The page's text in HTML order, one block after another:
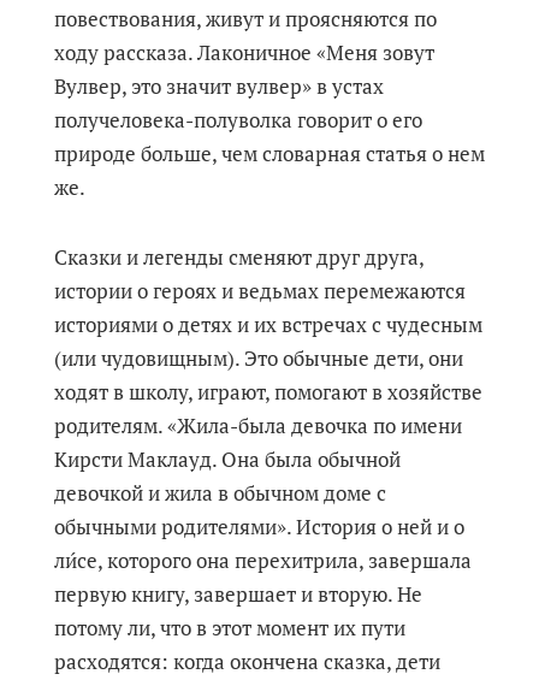
повествования, живут и проясняются по
ходу рассказа. Лаконичное «Меня зовут
Вулвер, это значит вулвер» в устах
получеловека-полуволка говорит о его
природе больше, чем словарная статья о нем
же.
Сказки и легенды сменяют друг друга,
истории о героях и ведьмах перемежаются
историями о детях и их встречах с чудесным
(или чудовищным). Это обычные дети, они
ходят в школу, играют, помогают в хозяйстве
родителям. «Жила-была девочка по имени
Кирсти Маклауд. Она была обычной
девочкой и жила в обычном доме с
обычными родителями». История о ней и о
ли́се, которого она перехитрила, завершала
первую книгу, завершает и вторую. Не
потому ли, что в этот момент их пути
расходятся: когда окончена сказка, дети